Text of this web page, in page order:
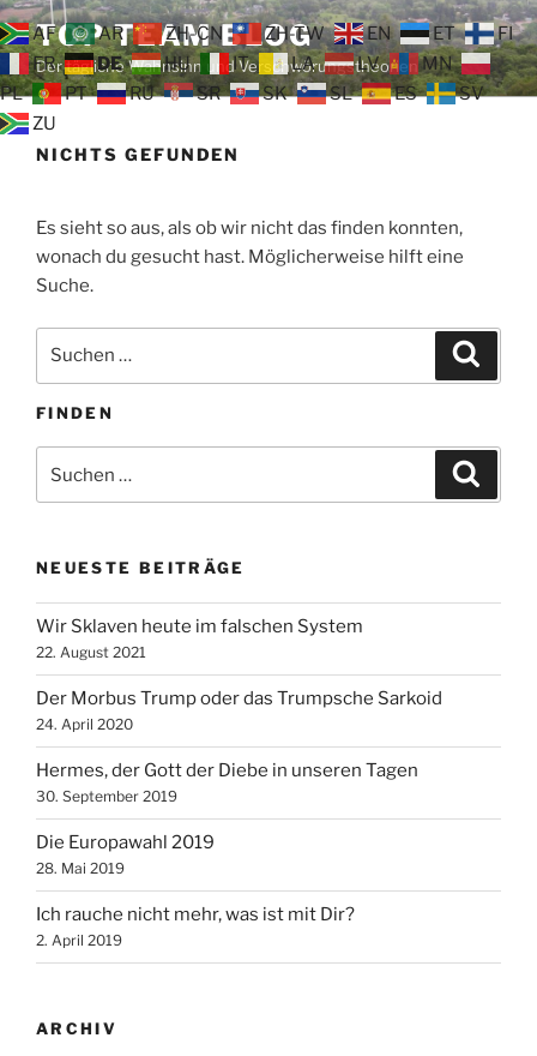
Zum
Inhalt
springen
TOP TEAM BLOG
Der tägliche Wahnsinn und Verschwörungstheorien
NICHTS GEFUNDEN
Es sieht so aus, als ob wir nicht das finden konnten,
wonach du gesucht hast. Möglicherweise hilft eine
Suche.
nach:
FINDEN
nach:
NEUESTE BEITRÄGE
Wir Sklaven heute im falschen System
22. August 2021
Der Morbus Trump oder das Trumpsche Sarkoid
24. April 2020
Hermes, der Gott der Diebe in unseren Tagen
30. September 2019
Die Europawahl 2019
28. Mai 2019
Ich rauche nicht mehr, was ist mit Dir?
2. April 2019
ARCHIV
AF AR ZH-CN ZH-TW EN ET
FI
FR
DE HU IT LA LV
MN
PL
PT RU SR SK SL ES
SV
ZU